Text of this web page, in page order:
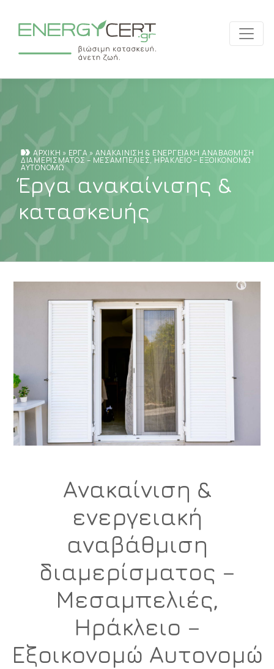
ΑΡΧΙΚΉ » ΈΡΓΑ » ΑΝΑΚΑΊΝΙΣΗ & ΕΝΕΡΓΕΙΑΚΉ ΑΝΑΒΆΘΜΙΣΗ
ΔΙΑΜΕΡΊΣΜΑΤΟΣ – ΜΕΣΑΜΠΕΛΙΈΣ, ΗΡΆΚΛΕΙΟ – ΕΞΟΙΚΟΝΟΜΏ
ΑΥΤΟΝΟΜΏ
Έργα ανακαίνισης &
κατασκευής
Ανακαίνιση &
ενεργειακή
αναβάθμιση
διαμερίσματος –
Μεσαμπελιές,
Ηράκλειο –
Εξοικονομώ Αυτονομώ